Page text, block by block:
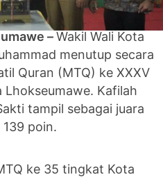
–Wakil Wali Kota
menutup secara
Quran (MTQ) ke XXXV
Kafilah
tampil sebagai juara
poin.
ke 35 tingkat Kota